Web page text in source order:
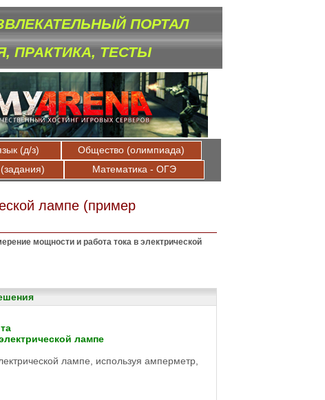
ПОРТАЛ
ПРАКТИКА, ТЕСТЫ
(д/з)
Общество (олимпиада)
Математика - ОГЭ
лампе (пример
мощности и работа тока в электрической
лампе
лампе, используя амперметр,